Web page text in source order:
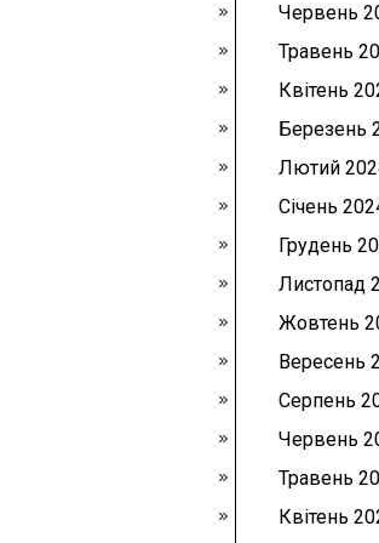
Червень
Травень
Квітень
Березень
Лютий
Січень
Грудень
Листопад
Жовтень
Вересень
Серпень
Червень
Травень
Квітень